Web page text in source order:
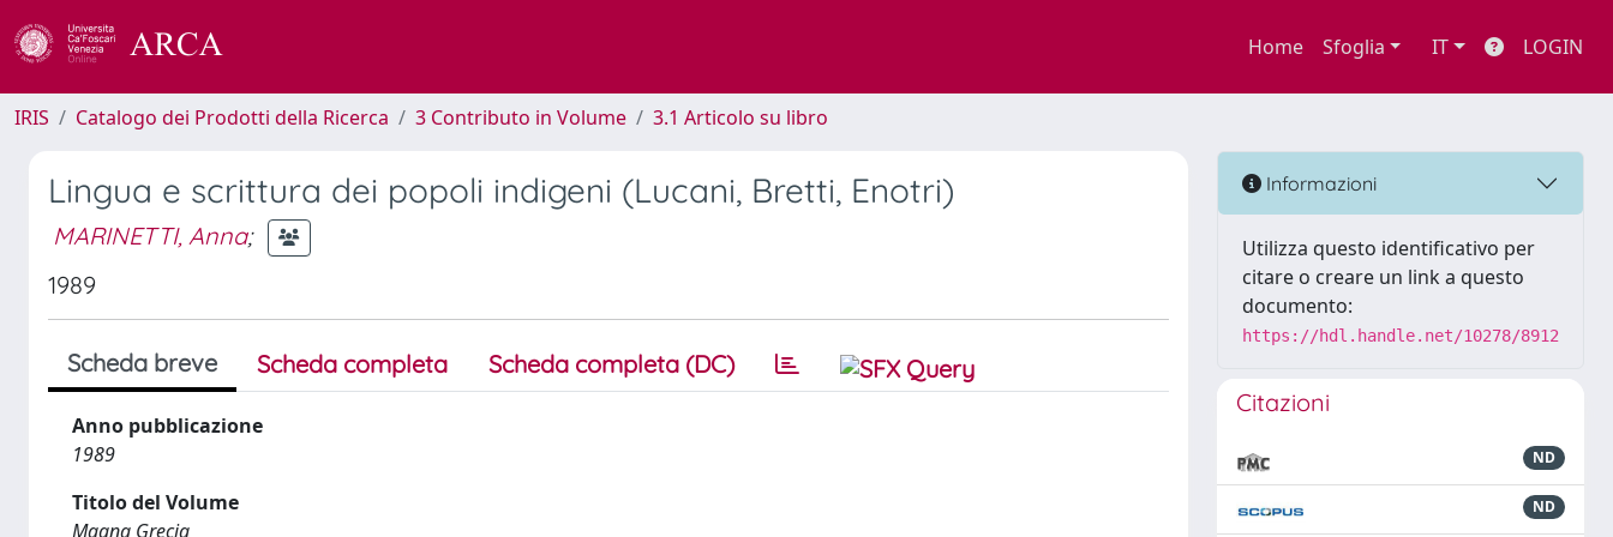
Home Sfoglia IT LOGIN
IRIS Catalogo dei Prodotti della Ricerca 3 Contributo in Volume 3.1 Articolo su libro
Lingua e scrittura dei popoli indigeni (Lucani, Bretti, Enotri)
MARINETTI, Anna;
1989
Scheda breve Scheda completa Scheda completa (DC)
Anno pubblicazione
1989
Titolo del Volume
Magna Grecia
Informazioni
Utilizza questo identificativo per
citare o creare un link a questo
documento:
https://hdl.handle.net/10278/8912
Citazioni
ND
ND